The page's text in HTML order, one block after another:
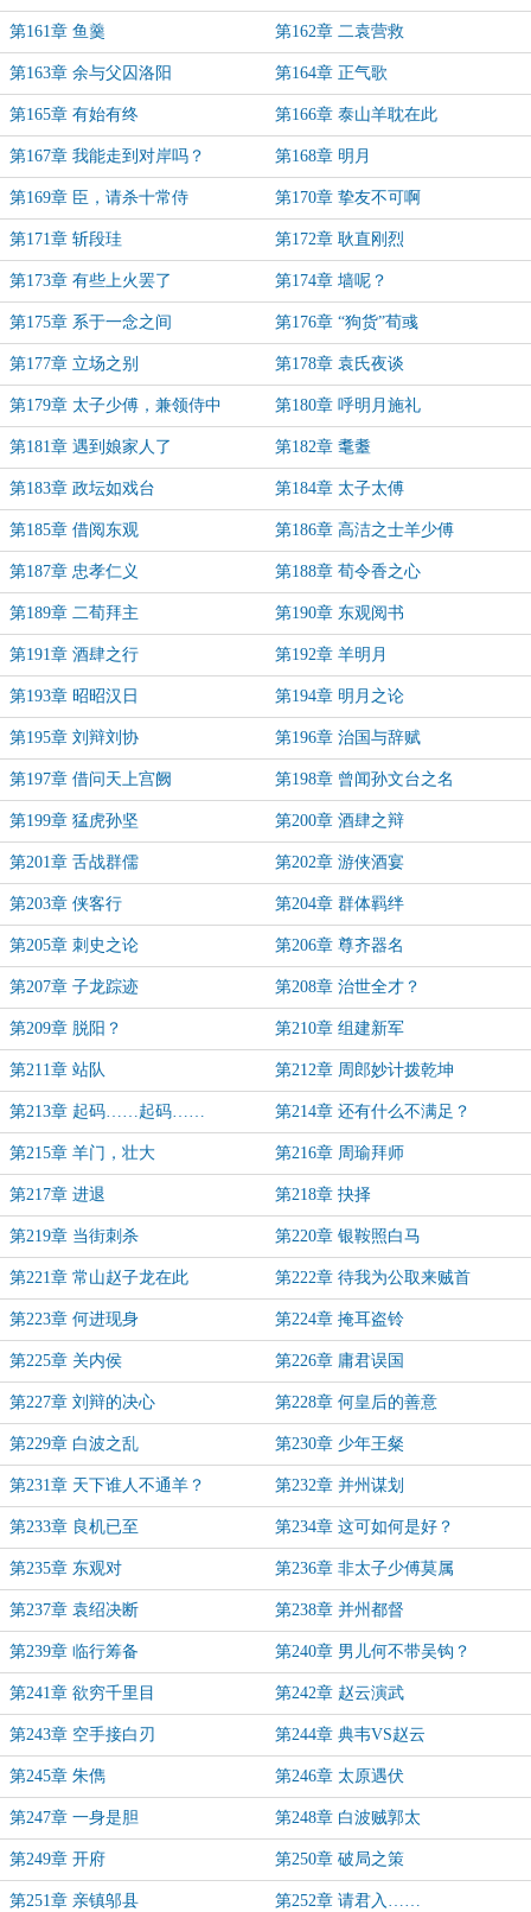
第161章 鱼羹 第162章 二袁营救
第163章 余与父囚洛阳 第164章 正气歌
第165章 有始有终 第166章 泰山羊耽在此
第167章 我能走到对岸吗？ 第168章 明月
第169章 臣，请杀十常侍 第170章 挚友不可啊
第171章 斩段珪 第172章 耿直刚烈
第173章 有些上火罢了 第174章 墙呢？
第175章 系于一念之间 第176章 “狗货”荀彧
第177章 立场之别 第178章 袁氏夜谈
第179章 太子少傅，兼领侍中 第180章 呼明月施礼
第181章 遇到娘家人了 第182章 耄耋
第183章 政坛如戏台 第184章 太子太傅
第185章 借阅东观 第186章 高洁之士羊少傅
第187章 忠孝仁义 第188章 荀令香之心
第189章 二荀拜主 第190章 东观阅书
第191章 酒肆之行 第192章 羊明月
第193章 昭昭汉日 第194章 明月之论
第195章 刘辩刘协 第196章 治国与辞赋
第197章 借问天上宫阙 第198章 曾闻孙文台之名
第199章 猛虎孙坚 第200章 酒肆之辩
第201章 舌战群儒 第202章 游侠酒宴
第203章 侠客行 第204章 群体羁绊
第205章 刺史之论 第206章 尊齐器名
第207章 子龙踪迹 第208章 治世全才？
第209章 脱阳？ 第210章 组建新军
第211章 站队 第212章 周郎妙计拨乾坤
第213章 起码……起码…… 第214章 还有什么不满足？
第215章 羊门，壮大 第216章 周瑜拜师
第217章 进退 第218章 抉择
第219章 当街刺杀 第220章 银鞍照白马
第221章 常山赵子龙在此 第222章 待我为公取来贼首
第223章 何进现身 第224章 掩耳盗铃
第225章 关内侯 第226章 庸君误国
第227章 刘辩的决心 第228章 何皇后的善意
第229章 白波之乱 第230章 少年王粲
第231章 天下谁人不通羊？ 第232章 并州谋划
第233章 良机已至 第234章 这可如何是好？
第235章 东观对 第236章 非太子少傅莫属
第237章 袁绍决断 第238章 并州都督
第239章 临行筹备 第240章 男儿何不带吴钩？
第241章 欲穷千里目 第242章 赵云演武
第243章 空手接白刃 第244章 典韦VS赵云
第245章 朱儁 第246章 太原遇伏
第247章 一身是胆 第248章 白波贼郭太
第249章 开府 第250章 破局之策
第251章 亲镇邬县 第252章 请君入……